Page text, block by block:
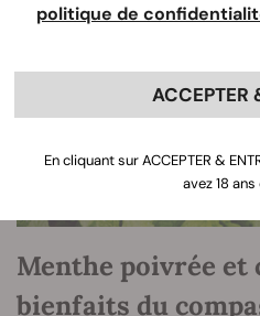
Menthe poivrée et
bienfaits du
politique de
ACCEPTER
En cliquant sur ACCEPTER &
avez 18